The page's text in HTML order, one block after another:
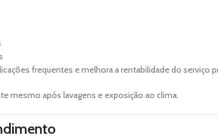
frequentes e melhora a rentabilidade do serviço
após lavagens e exposição ao clima.